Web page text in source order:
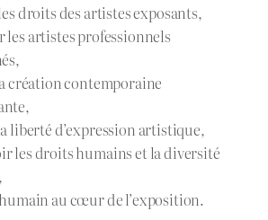
droits des artistes exposants,
les artistes professionnels
création contemporaine
liberté d’expression artistique,
les droits humains et la diversité
au cœur de l’exposition.